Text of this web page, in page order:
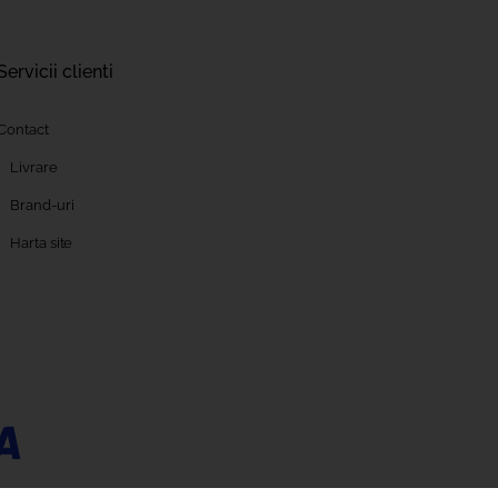
clienti
Livrare
Brand-uri
Harta site